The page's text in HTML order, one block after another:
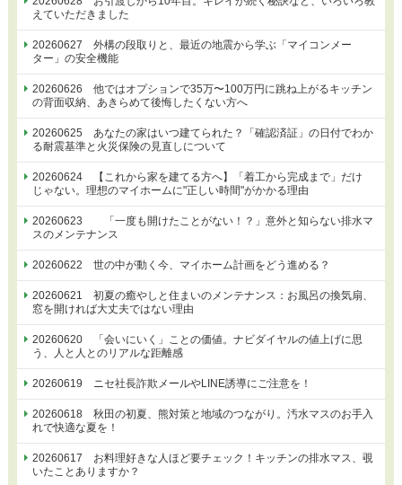
えていただきました
20260627 外構の段取りと、最近の地震から学ぶ「マイコンメー
ター」の安全機能
20260626 他ではオプションで35万〜100万円に跳ね上がるキッチン
の背面収納、あきらめて後悔したくない方へ
20260625 あなたの家はいつ建てられた？「確認済証」の日付でわか
る耐震基準と火災保険の見直しについて
20260624 【これから家を建てる方へ】「着工から完成まで」だけ
じゃない。理想のマイホームに"正しい時間"がかかる理由
20260623 「一度も開けたことがない！？」意外と知らない排水マ
スのメンテナンス
20260622 世の中が動く今、マイホーム計画をどう進める？
20260621 初夏の癒やしと住まいのメンテナンス：お風呂の換気扇、
窓を開ければ大丈夫ではない理由
20260620 「会いにいく」ことの価値。ナビダイヤルの値上げに思
う、人と人とのリアルな距離感
20260619 ニセ社長詐欺メールやLINE誘導にご注意を！
20260618 秋田の初夏、熊対策と地域のつながり。汚水マスのお手入
れで快適な夏を！
20260617 お料理好きな人ほど要チェック！キッチンの排水マス、覗
いたことありますか？